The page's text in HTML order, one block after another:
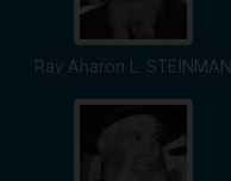
Rav Aharon L. STEINMAN